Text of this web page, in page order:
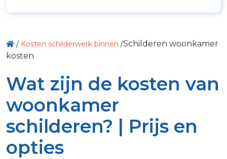
/ Kosten schilderwerk binnen /Schilderen woonkamer
kosten
Wat zijn de kosten van
woonkamer
schilderen? | Prijs en
opties